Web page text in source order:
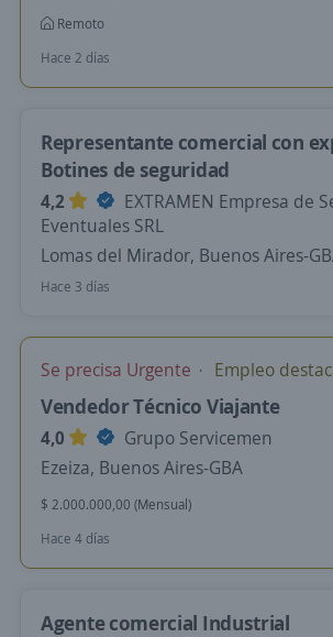
Remoto
Hace 2 días
Representante comercial con
Botines de seguridad
4,2
EXTRAMEN Empresa de
Eventuales SRL
Lomas del Mirador, Buenos Aires-
Hace 3 días
Se precisa Urgente Empleo
Vendedor Técnico Viajante
4,0
Grupo Servicemen
Ezeiza, Buenos Aires-GBA
$ 2.000.000,00 (Mensual)
Hace 4 días
Agente comercial Industrial